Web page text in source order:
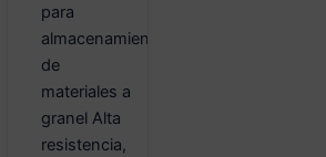
para
almacenamiento
de
materiales a
granel Alta
resistencia,